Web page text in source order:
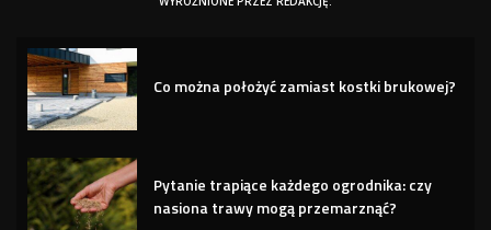
Co można położyć zamiast kostki brukowej?
Pytanie trapiące każdego ogrodnika: czy
nasiona trawy mogą przemarznąć?